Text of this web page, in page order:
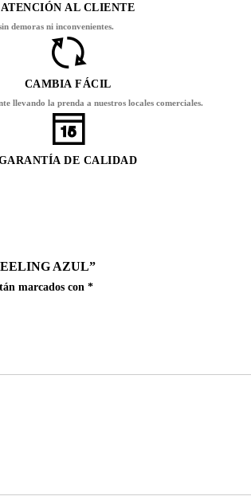
ATENCIÓN AL CLIENTE
demoras ni inconvenientes.
CAMBIA FÁCIL
llevando la prenda a nuestros locales comerciales.
DE CALIDAD
AZUL”
marcados con *